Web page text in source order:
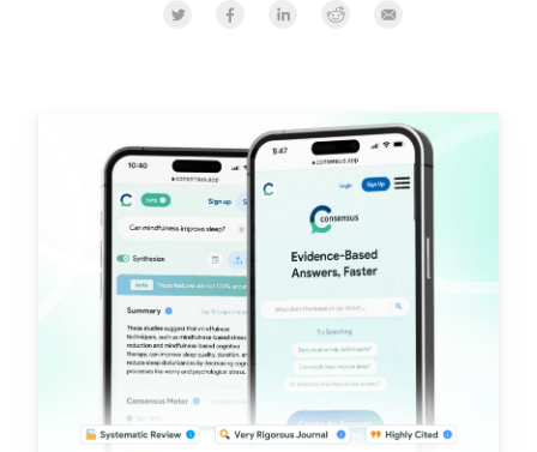
Share on Twitter
Share on Facebook
Share on LinkedInr
Share on Reddit
Share by Email